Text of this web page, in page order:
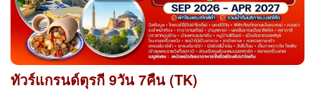
ทัวร์แกรนด์ตุรกี 9วัน 7คืน (TK)